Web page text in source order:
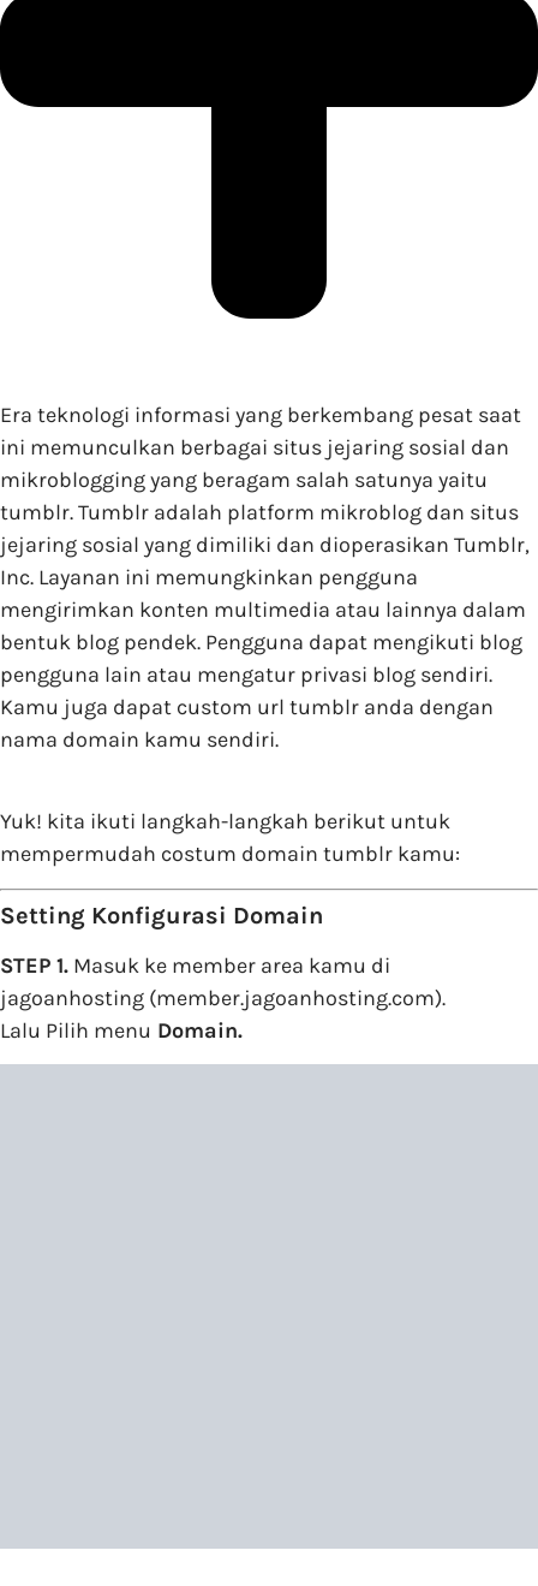
Era teknologi informasi yang berkembang pesat saat
ini memunculkan berbagai situs jejaring sosial dan
mikroblogging yang beragam salah satunya yaitu
tumblr. Tumblr adalah platform mikroblog dan situs
jejaring sosial yang dimiliki dan dioperasikan Tumblr,
Inc. Layanan ini memungkinkan pengguna
mengirimkan konten multimedia atau lainnya dalam
bentuk blog pendek. Pengguna dapat mengikuti blog
pengguna lain atau mengatur privasi blog sendiri.
Kamu juga dapat custom url tumblr anda dengan
nama domain kamu sendiri.
Yuk! kita ikuti langkah-langkah berikut untuk
mempermudah costum domain tumblr kamu:
Setting Konfigurasi Domain
STEP 1. Masuk ke member area kamu di
jagoanhosting (member.jagoanhosting.com).
Lalu Pilih menu Domain.